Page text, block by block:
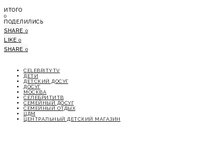
ИТОГО
0
ПОДЕЛИЛИСЬ
SHARE 0
LIKE 0
SHARE 0
CELEBRITYTV
ДЕТИ
ДЕТСКИЙ ДОСУГ
ДОСУГ
МОСКВА
СЕЛЕБРИТИТВ
СЕМЕЙНЫЙ ДОСУГ
СЕМЕЙНЫЙ ОТДЫХ
ЦДМ
ЦЕНТРАЛЬНЫЙ ДЕТСКИЙ МАГАЗИН